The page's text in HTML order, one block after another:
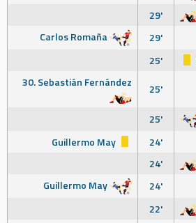
29'
Carlos Romaña
29'
25'
30. Sebastián Fernández
25'
25'
Guillermo May
24'
24'
Guillermo May
24'
22'